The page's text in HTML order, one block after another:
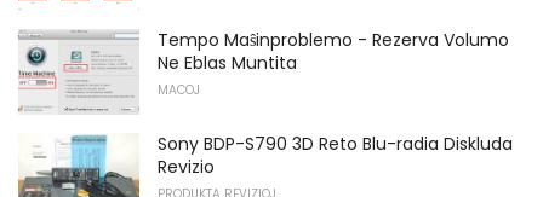
Tempo Maŝinproblemo - Rezerva Volumo
Ne Eblas Muntita
MACOJ
Sony BDP-S790 3D Reto Blu-radia Diskluda
Revizio